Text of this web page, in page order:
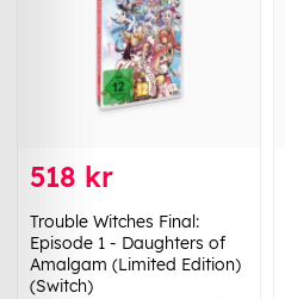
518 kr
Trouble Witches Final:
Episode 1 - Daughters of
Amalgam (Limited Edition)
(Switch)